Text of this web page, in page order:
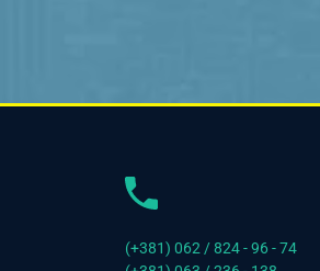
(+381) 062 / 824 - 96 - 74